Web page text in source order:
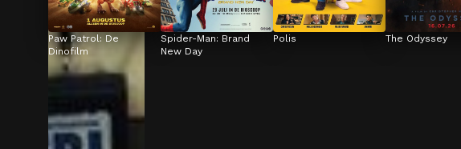
Paw Patrol: De
Dinofilm
Spider-Man: Brand
New Day
Polis The Odyssey